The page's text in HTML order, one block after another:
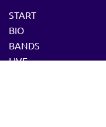
START
BIO
BANDS
LIVE